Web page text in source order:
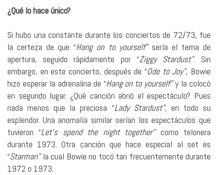
¿Qué lo hace único?
Si hubo una constante durante los conciertos de 72/73, fue
la certeza de que “Hang on to yourself”sería el tema de
apertura, seguido rápidamente por “Ziggy Stardust”. Sin
embargo, en este concierto, después de “Ode to Joy”, Bowie
hizo esperar la adrenalina de “Hang on to yourself”y la colocó
en segundo lugar. ¿Qué canción abrió el espectáculo? Pues
nada menos que la preciosa “Lady Stardust”, en todo su
esplendor. Una anomalía similar serían los espectáculos que
tuvieron “Let’s spend the night together”como telonera
durante 1973. Otra canción que hace especial al set es
“Starman”la cual Bowie no tocó tan frecuentemente durante
1972 o 1973.